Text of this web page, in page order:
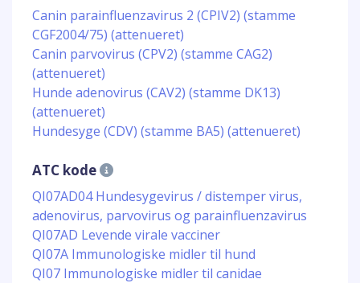
Canin parainfluenzavirus 2 (CPIV2) (stamme
CGF2004/75) (attenueret)
Canin parvovirus (CPV2) (stamme CAG2)
(attenueret)
Hunde adenovirus (CAV2) (stamme DK13)
(attenueret)
Hundesyge (CDV) (stamme BA5) (attenueret)
ATC kode
QI07AD04 Hundesygevirus / distemper virus,
adenovirus, parvovirus og parainfluenzavirus
QI07AD Levende virale vacciner
QI07A Immunologiske midler til hund
QI07 Immunologiske midler til canidae